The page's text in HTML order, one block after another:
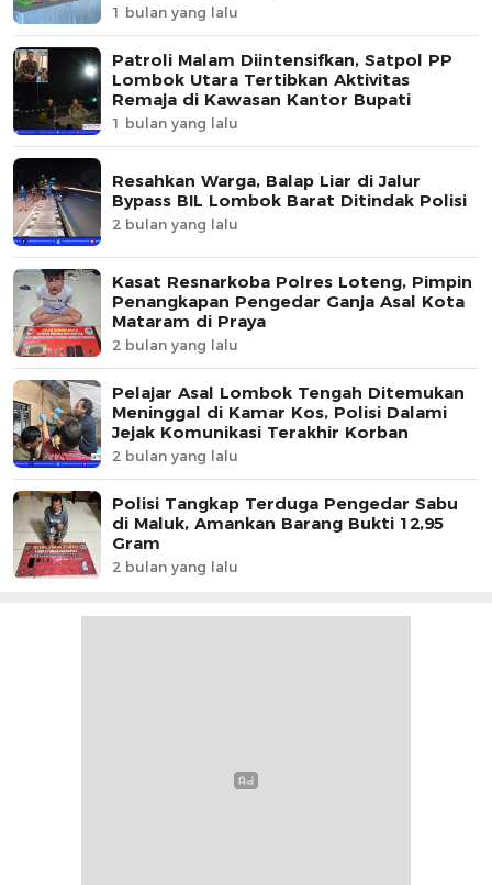
1 bulan yang lalu
Patroli Malam Diintensifkan, Satpol PP
Lombok Utara Tertibkan Aktivitas
Remaja di Kawasan Kantor Bupati
1 bulan yang lalu
Resahkan Warga, Balap Liar di Jalur
Bypass BIL Lombok Barat Ditindak Polisi
2 bulan yang lalu
Kasat Resnarkoba Polres Loteng, Pimpin
Penangkapan Pengedar Ganja Asal Kota
Mataram di Praya
2 bulan yang lalu
Pelajar Asal Lombok Tengah Ditemukan
Meninggal di Kamar Kos, Polisi Dalami
Jejak Komunikasi Terakhir Korban
2 bulan yang lalu
Polisi Tangkap Terduga Pengedar Sabu
di Maluk, Amankan Barang Bukti 12,95
Gram
2 bulan yang lalu